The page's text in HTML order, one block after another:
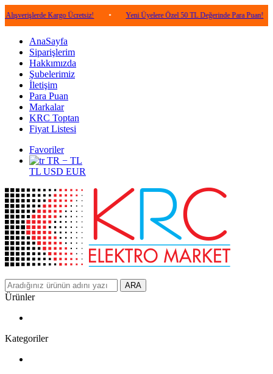
Kargo Ücretsiz! • Yeni Üyelere Özel 50 TL Değerinde Para Puan! •
AnaSayfa
Siparişlerim
Hakkımızda
Şubelerimiz
İletişim
Para Puan
Markalar
KRC Toptan
Fiyat Listesi
Favoriler
TR − TL
TL USD EUR
ARA
Ürünler
Kategoriler